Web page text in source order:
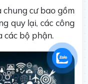
cư bao gồm
quy lại, các công
các bộ phận.